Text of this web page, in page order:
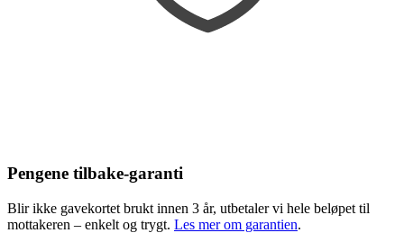
Pengene tilbake-garanti
Blir ikke gavekortet brukt innen 3 år, utbetaler vi hele beløpet til
mottakeren – enkelt og trygt. Les mer om garantien.